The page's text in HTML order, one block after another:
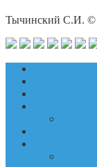
Тычинский С.И. ©